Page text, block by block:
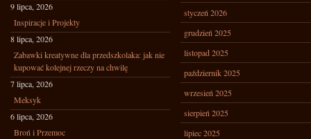
9 lipca, 2026
Inspiracje i Projekty
8 lipca, 2026
Zabawki kreatywne dla przedszkolaka: jak nie
kupować kolejnej rzeczy na chwilę
7 lipca, 2026
Meksyk
6 lipca, 2026
Broń i Przemoc
styczeń 2026
grudzień 2025
listopad 2025
październik 2025
wrzesień 2025
sierpień 2025
lipiec 2025